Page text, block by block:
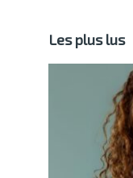
Les plus lus